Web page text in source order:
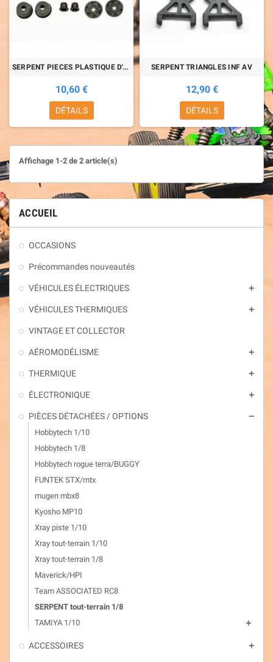
ACCUEIL
OCCASIONS
Précommandes nouveautés
VÉHICULES ÉLECTRIQUES add
VÉHICULES THERMIQUES add
VINTAGE ET COLLECTOR
AÉROMODÉLISME add
THERMIQUE add
ÉLECTRONIQUE add
PIÈCES DÉTACHÉES / OPTIONS remove
Hobbytech 1/10
Hobbytech 1/8
Hobbytech rogue terra/BUGGY
FUNTEK STX/mtx
mugen mbx8
Kyosho MP10
Xray piste 1/10
Xray tout-terrain 1/10
Xray tout-terrain 1/8
Maverick/HPI
Team ASSOCIATED RC8
SERPENT tout-terrain 1/8
TAMIYA 1/10
add
ACCESSOIRES add
SERPENT PIECES PLASTIQUE D'AMORTISSEUR
10,60 €
DÉTAILS
SERPENT TRIANGLES INF AV
12,90 €
DÉTAILS
Affichage 1-2 de 2 article(s)